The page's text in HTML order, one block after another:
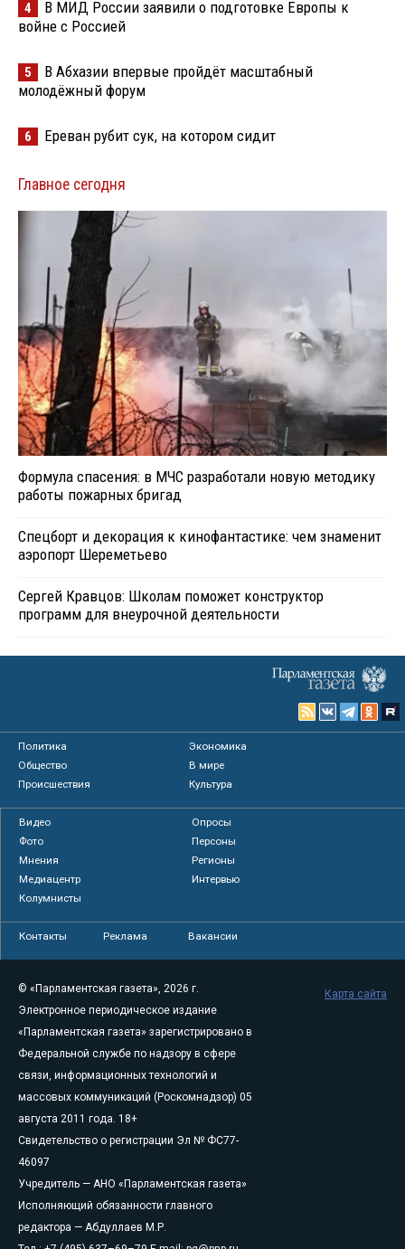
4
В МИД России заявили о подготовке Европы к
войне с Россией
5
В Абхазии впервые пройдёт масштабный
молодёжный форум
6 Ереван рубит сук, на котором сидит
Главное сегодня
Формула спасения: в МЧС разработали новую методику
работы пожарных бригад
Спецборт и декорация к кинофантастике: чем знаменит
аэропорт Шереметьево
Сергей Кравцов: Школам поможет конструктор
программ для внеурочной деятельности
Политика
Экономика
Общество
В мире
Происшествия
Культура
Видео
Опросы
Фото
Персоны
Мнения
Регионы
Медиацентр
Интервью
Колумнисты
Контакты Реклама Вакансии
© «Парламентская газета», 2026 г.
Электронное периодическое издание
«Парламентская газета» зарегистрировано в
Федеральной службе по надзору в сфере
связи, информационных технологий и
массовых коммуникаций (Роскомнадзор) 05
августа 2011 года. 18+
Свидетельство о регистрации Эл № ФС77-
46097
Учредитель — АНО «Парламентская газета»
Исполняющий обязанности главного
редактора — Абдуллаев М.Р.
Карта сайта